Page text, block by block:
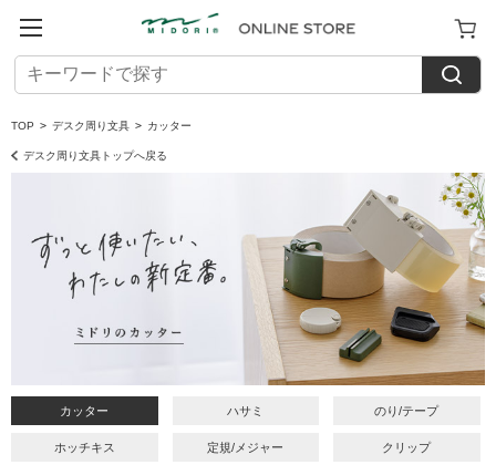
TOP > デスク周り文具 > カッター
デスク周り文具トップへ戻る
カッター ハサミ のり/テープ
ホッチキス 定規/メジャー クリップ